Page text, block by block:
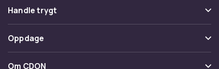
Vanlige spørsmål
Spor pakke
Angre & returner her
Kontakt oss
Handle trygt
Betaling
Levering
Oppdage
Kategorier
Om CDON